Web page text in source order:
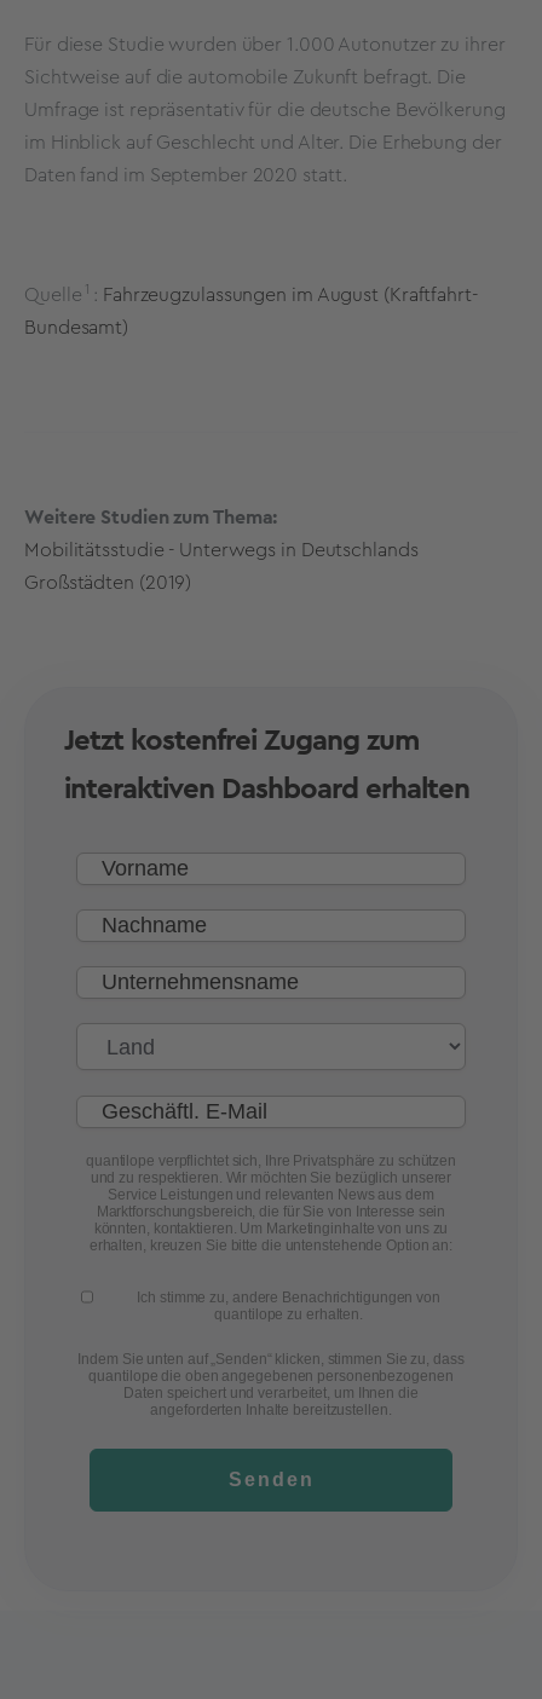
Für diese Studie wurden über 1.000 Autonutzer zu ihrer
Sichtweise auf die automobile Zukunft befragt. Die
Umfrage ist repräsentativ für die deutsche Bevölkerung
im Hinblick auf Geschlecht und Alter. Die Erhebung der
Daten fand im September 2020 statt.
Quelle 1 : Fahrzeugzulassungen im August (Kraftfahrt-
Bundesamt)
Weitere Studien zum Thema:
Mobilitätsstudie - Unterwegs in Deutschlands
Großstädten (2019)
Jetzt kostenfrei Zugang zum
interaktiven Dashboard erhalten
quantilope verpflichtet sich, Ihre Privatsphäre zu schützen
und zu respektieren. Wir möchten Sie bezüglich unserer
Service Leistungen und relevanten News aus dem
Marktforschungsbereich, die für Sie von Interesse sein
könnten, kontaktieren. Um Marketinginhalte von uns zu
erhalten, kreuzen Sie bitte die untenstehende Option an:
Ich stimme zu, andere Benachrichtigungen von
quantilope zu erhalten.
Indem Sie unten auf „Senden“ klicken, stimmen Sie zu, dass
quantilope die oben angegebenen personenbezogenen
Daten speichert und verarbeitet, um Ihnen die
angeforderten Inhalte bereitzustellen.
Senden